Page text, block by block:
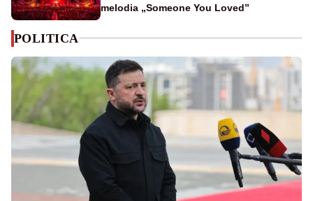
melodia „Someone You Loved”
POLITICA